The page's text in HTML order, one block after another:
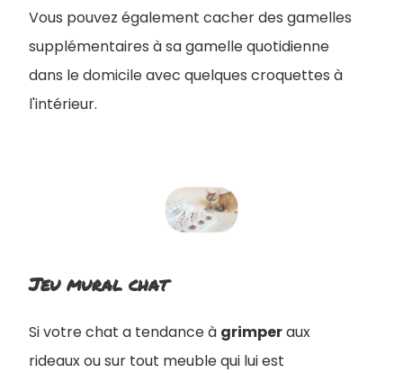
Vous pouvez également cacher des gamelles
supplémentaires à sa gamelle quotidienne
dans le domicile avec quelques croquettes à
l'intérieur.
Jeu mural chat
Si votre chat a tendance à grimperaux
rideaux ou sur tout meuble qui lui est